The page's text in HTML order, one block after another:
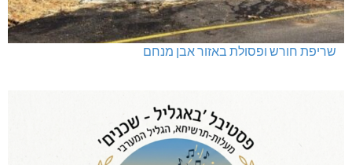
שריפת חורש ופסולת באזור אבן מנחם